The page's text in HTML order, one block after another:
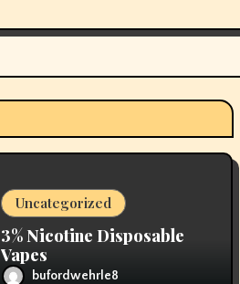
Uncategorized
3% Nicotine Disposable
Vapes
bufordwehrle8